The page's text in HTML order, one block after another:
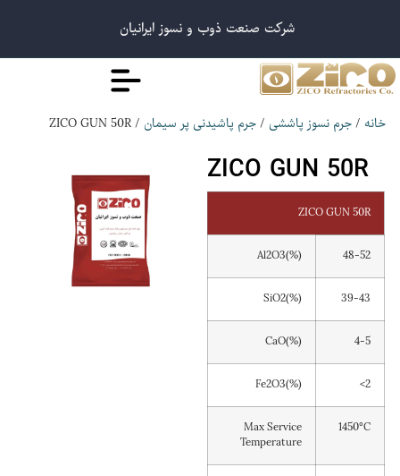
شرکت صنعت ذوب و نسوز ایرانیان
خانه /جرم نسوز پاششی /جرم پاشیدنی پر سیمان / ZICO GUN 50R
ZICO GUN 50R
ZICO GUN 50R
Al2O3(%) 48-52
SiO2(%) 39-43
CaO(%) 4-5
Fe2O3(%) <2
Max Service
Temperature
1450°C